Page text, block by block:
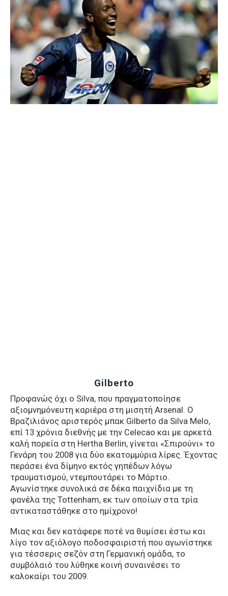
Gilberto
Προφανώς όχι ο Silva, που πραγματοποίησε
αξιομνημόνευτη καριέρα στη μισητή Arsenal. O
Βραζιλιάνος αριστερός μπακ Gilberto da Silva Melo,
επί 13 χρόνια διεθνής με την Celecao και με αρκετά
καλή πορεία στη Hertha Berlin, γίνεται «Σπιρούνι» το
Γενάρη του 2008 για δύο εκατομμύρια λίρες. Έχοντας
περάσει ένα δίμηνο εκτός γηπέδων λόγω
τραυματισμού, ντεμπουτάρει το Μάρτιο.
Αγωνίστηκε συνολικά σε δέκα παιχνίδια με τη
φανέλα της Tottenham, εκ των οποίων στα τρία
αντικαταστάθηκε στο ημίχρονο!
Μιας και δεν κατάφερε ποτέ να θυμίσει έστω και
λίγο τον αξιόλογο ποδοσφαιριστή που αγωνίστηκε
για τέσσερις σεζόν στη Γερμανική ομάδα, το
συμβόλαιό του λύθηκε κοινή συναινέσει το
καλοκαίρι του 2009.